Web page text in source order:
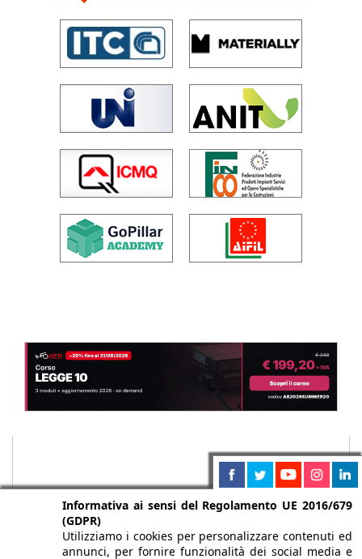
Informativa ai sensi del Regolamento UE 2016/679
(GDPR)
Utilizziamo i cookies per personalizzare contenuti ed
annunci, per fornire funzionalità dei social media e